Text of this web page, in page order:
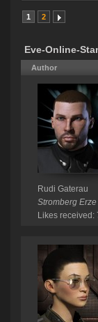
1 2
Eve-Online-
Author
Rudi Gaterau
Stromberg
Likes received: